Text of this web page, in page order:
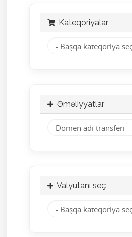
Kateqoriyalar
Əməliyyatlar
Valyutanı seç